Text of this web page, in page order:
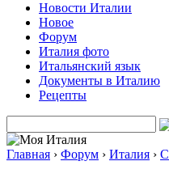
Новости Италии
Новое
Форум
Италия фото
Итальянский язык
Документы в Италию
Рецепты
Главная › Форум › Италия ›